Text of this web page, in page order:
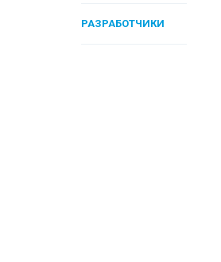
РАЗРАБОТЧИКИ